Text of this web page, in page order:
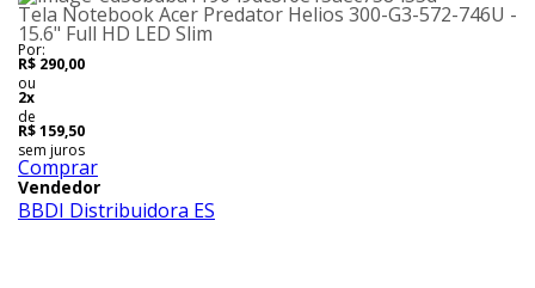
Tela Notebook Acer Predator Helios 300-G3-572-746U -
15.6" Full HD LED Slim
Por:
R$ 290,00
ou
2x
de
R$ 159,50
sem juros
Comprar
Vendedor
BBDI Distribuidora ES